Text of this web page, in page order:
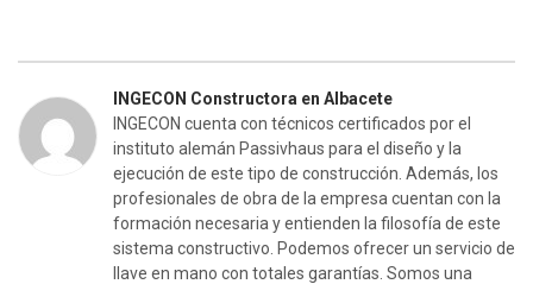
INGECON Constructora en Albacete
INGECON cuenta con técnicos certificados por el
instituto alemán Passivhaus para el diseño y la
ejecución de este tipo de construcción. Además, los
profesionales de obra de la empresa cuentan con la
formación necesaria y entienden la filosofía de este
sistema constructivo. Podemos ofrecer un servicio de
llave en mano con totales garantías. Somos una